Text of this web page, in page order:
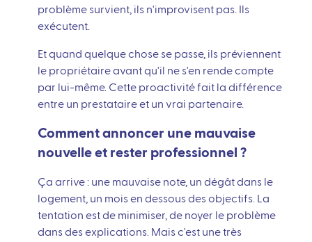
problème survient, ils n'improvisent pas. Ils
exécutent.
Et quand quelque chose se passe, ils préviennent
le propriétaire avant qu'il ne s'en rende compte
par lui-même. Cette proactivité fait la différence
entre un prestataire et un vrai partenaire.
Comment annoncer une mauvaise
nouvelle et rester professionnel ?
Ça arrive : une mauvaise note, un dégât dans le
logement, un mois en dessous des objectifs. La
tentation est de minimiser, de noyer le problème
dans des explications. Mais c'est une très